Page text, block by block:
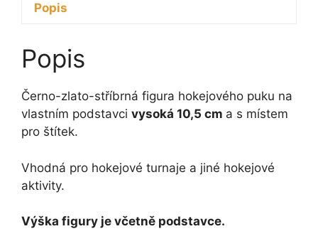
Popis
Popis
Černo-zlato-stříbrná figura hokejového puku na
vlastním podstavci vysoká 10,5 cm a s místem
pro štítek.
Vhodná pro hokejové turnaje a jiné hokejové
aktivity.
Výška figury je včetně podstavce.